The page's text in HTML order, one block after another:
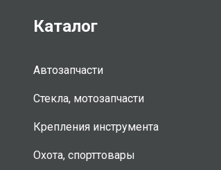
Каталог
Автозапчасти
Стекла, мотозапчасти
Крепления инструмента
Охота, спорттовары